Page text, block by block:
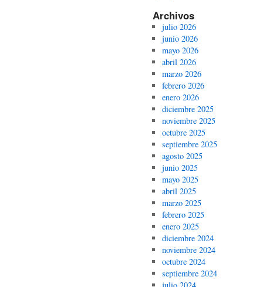
Archivos
julio 2026
junio 2026
mayo 2026
abril 2026
marzo 2026
febrero 2026
enero 2026
diciembre 2025
noviembre 2025
octubre 2025
septiembre 2025
agosto 2025
junio 2025
mayo 2025
abril 2025
marzo 2025
febrero 2025
enero 2025
diciembre 2024
noviembre 2024
octubre 2024
septiembre 2024